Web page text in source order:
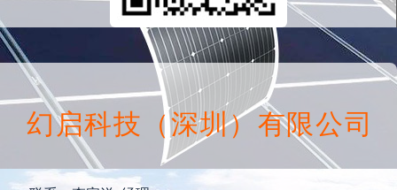
幻启科技（深圳）有限公司